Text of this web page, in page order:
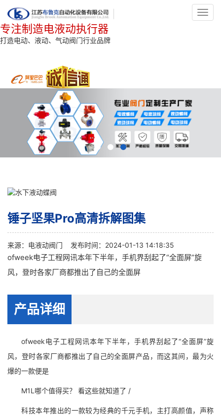
专注制造电液动执行器
打造电动、液动、气动阀门行业品牌
锤子坚果Pro高清拆解图集
来源： 电液动阀门 发布时间：2024-01-13 14:18:35
ofweek电子工程网讯本年下半年，手机界刮起了“全面屏”旋
风，登时各家厂商都推出了自己的全面屏
产品详细
ofweek电子工程网讯本年下半年，手机界刮起了“全面屏”旋
风，登时各家厂商都推出了自己的全面屏产品，而这其间，最为火
爆的一款便是
M1L哪个值得买？ 看这些就知道了 /
科技本年推出的一款较为经典的千元手机，主打高颜值，声称